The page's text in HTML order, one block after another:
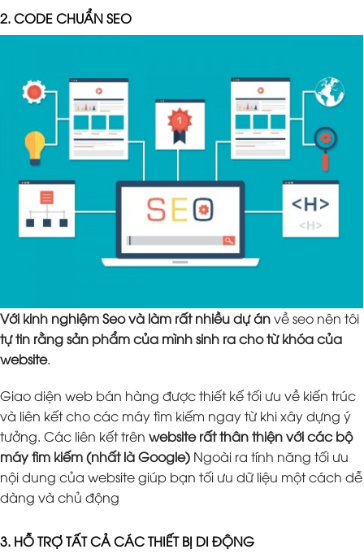
2. CODE CHUẨN SEO
Với kinh nghiệm Seo và làm rất nhiều dự ánvề seo nên tôi
tự tin rằng sản phẩm của mình sinh ra cho từ khóa của
website.
Giao diện web bán hàng được thiết kế tối ưu về kiến trúc
và liên kết cho các máy tìm kiếm ngay từ khi xây dựng ý
tưởng. Các liên kết trên website rất thân thiện với các bộ
máy tìm kiếm (nhất là Google) Ngoài ra tính năng tối ưu
nội dung của website giúp bạn tối ưu dữ liệu một cách dễ
dàng và chủ động
3. HỖ TRỢ TẤT CẢ CÁC THIẾT BỊ DI ĐỘNG